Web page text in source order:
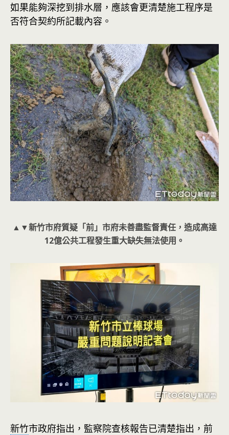
如果能夠深挖到排水層，應該會更清楚施工程序是
否符合契約所記載內容。
▲▼新竹市府質疑「前」市府未善盡監督責任，造成高達
12億公共工程發生重大缺失無法使用。
新竹市政府指出，監察院查核報告已清楚指出，前